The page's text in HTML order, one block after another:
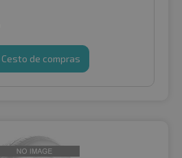
Cesto de compras